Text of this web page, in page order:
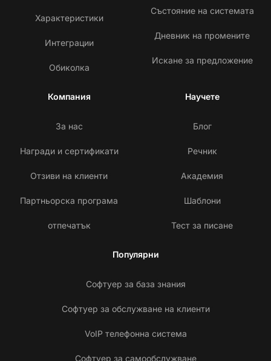
Характеристики
Интеграции
Обиколка
Състояние на системата
Дневник на промените
Искане за предложение
Компания
За нас
Награди и сертификати
Отзиви на клиенти
Партньорска програма
отпечатък
Научете
Блог
Речник
Академия
Шаблони
Тест за писане
Популярни
Софтуер за база знания
Софтуер за обслужване на клиенти
VoIP телефонна система
Софтуер за самообслужване